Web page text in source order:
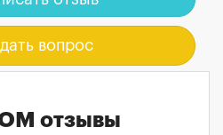
вопрос
отзывы